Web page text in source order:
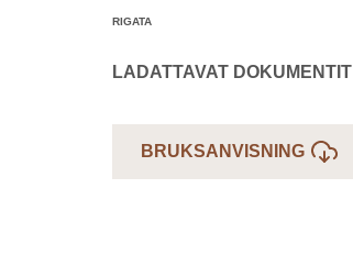
RIGATA
LADATTAVAT DOKUMENTIT
BRUKSANVISNING